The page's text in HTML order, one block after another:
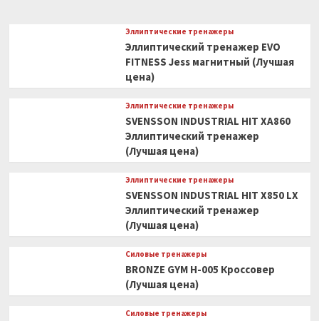
Эллиптические тренажеры
Эллиптический тренажер EVO
FITNESS Jess магнитный (Лучшая
цена)
Эллиптические тренажеры
SVENSSON INDUSTRIAL HIT XA860
Эллиптический тренажер
(Лучшая цена)
Эллиптические тренажеры
SVENSSON INDUSTRIAL HIT X850 LX
Эллиптический тренажер
(Лучшая цена)
Силовые тренажеры
BRONZE GYM H-005 Кроссовер
(Лучшая цена)
Силовые тренажеры